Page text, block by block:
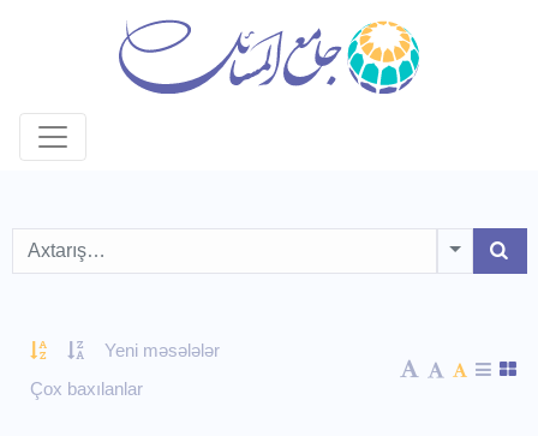
Toggle
Yeni məsələlər
Çox baxılanlar